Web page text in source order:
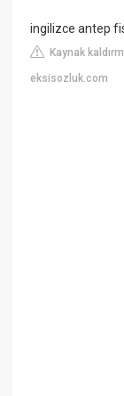
ingilizce antep
Kaynak
eksisozluk.com